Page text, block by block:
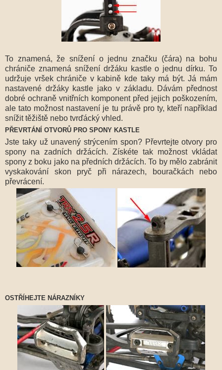
To znamená, že snížení o jednu značku (čára) na bohu
chrániče znamená snížení držáku kastle o jednu dírku. To
udržuje vršek chrániče v kabině kde taky má být. Já mám
nastavené držáky kastle jako v základu. Dávám přednost
dobré ochraně vnitřních komponent před jejich poškozením,
ale tato možnost nastavení je tu právě pro ty, kteří například
snížit těžiště nebo tvrďácký vhled.
PŘEVRTÁNÍ OTVORŮ PRO SPONY KASTLE
Jste taky už unavený strýcením spon? Převrtejte otvory pro
spony na zadních držácích. Získéte tak možnost vkládat
spony z boku jako na předních držácích. To by mělo zabránit
vyskakování skon pryč při nárazech, bouračkách nebo
převrácení.
OSTŘÍHEJTE NÁRAZNÍKY